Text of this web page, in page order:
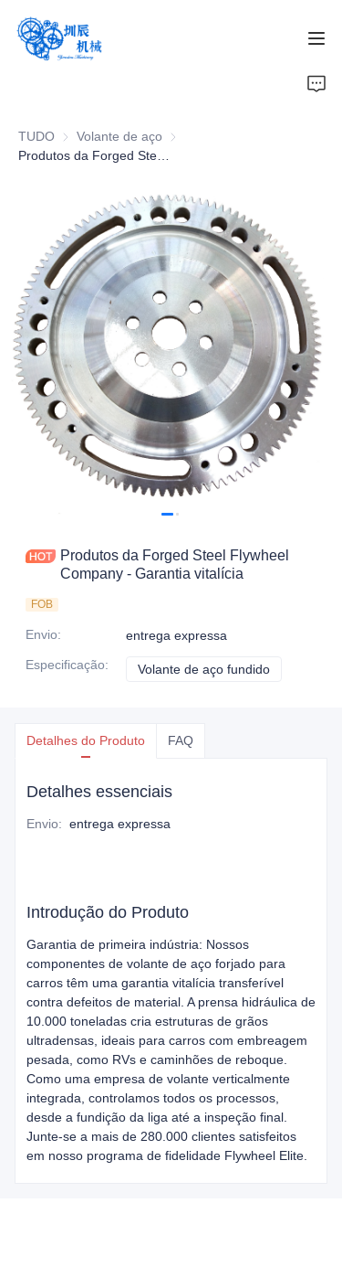
TUDO Volante de aço Volante de aço
Produtos da Forged Steel Flywheel
Company - Garantia vitalícia
FOB
Envio:
entrega expressa
Especificação: Volante de aço fundido
Detalhes do Produto FAQ
Detalhes essenciais
Envio: entrega expressa
Introdução do Produto
Garantia de primeira indústria: Nossos
componentes de volante de aço forjado para
carros têm uma garantia vitalícia transferível
contra defeitos de material. A prensa hidráulica de
10.000 toneladas cria estruturas de grãos
ultradensas, ideais para carros com embreagem
pesada, como RVs e caminhões de reboque.
Como uma empresa de volante verticalmente
integrada, controlamos todos os processos,
desde a fundição da liga até a inspeção final.
Junte-se a mais de 280.000 clientes satisfeitos
em nosso programa de fidelidade Flywheel Elite.
Produtos
Notícias
Contate-nos